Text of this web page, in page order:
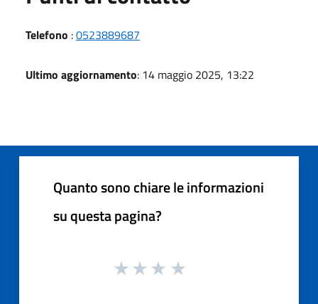
Telefono :0523889687
Ultimo aggiornamento: 14 maggio 2025, 13:22
Quanto sono chiare le informazioni
su questa pagina?